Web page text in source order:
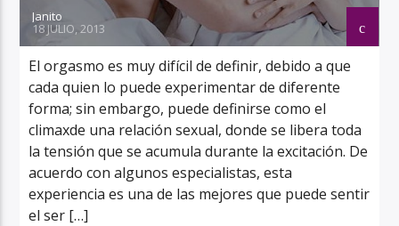
Janito
18 JULIO, 2013
El orgasmo es muy difícil de definir, debido a que
cada quien lo puede experimentar de diferente
forma; sin embargo, puede definirse como el
climaxde una relación sexual, donde se libera toda
la tensión que se acumula durante la excitación. De
acuerdo con algunos especialistas, esta
experiencia es una de las mejores que puede sentir
el ser […]